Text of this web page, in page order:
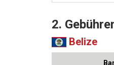
2.
Belize